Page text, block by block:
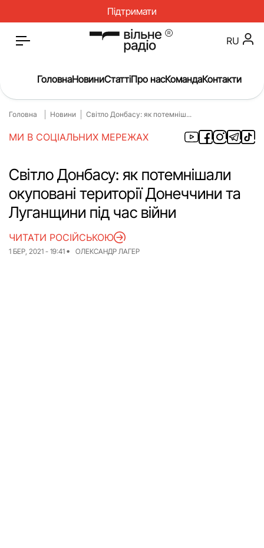
Підтримати
Головна
Окупація
Про нас
Війна
Гроші
Освіта
Інструкції
Медицина
ЖКГ
RU
ГоловнаНовиниСтаттіПро насКомандаКонтакти
Головна Новини Світло Донбасу: як потемніш...
МИ В СОЦІАЛЬНИХ МЕРЕЖАХ
Світло Донбасу: як потемнішали
окуповані території Донеччини та
Луганщини під час війни
1 БЕР, 2021 - 19:41 ОЛЕКСАНДР ЛАГЕР
ЧИТАТИ РОСІЙСЬКОЮ